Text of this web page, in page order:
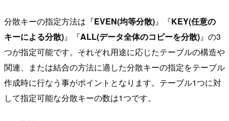
分散キーの指定方法は『EVEN(均等分散)』『KEY(任意の
キーによる分散)』『ALL(データ全体のコピーを分散)』の3
つが指定可能です。それぞれ用途に応じたテーブルの構造や
関連、または結合の方法に適した分散キーの指定をテーブル
作成時に行なう事がポイントとなります。テーブル1つに対
して指定可能な分散キーの数は1つです。